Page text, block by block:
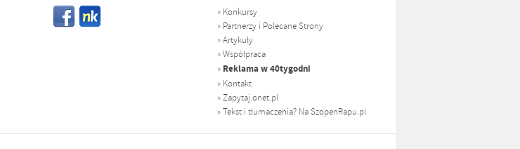
» Konkursy
» Partnerzy i Polecane Strony
»Artykuły
»Współpraca
» Reklama w 40tygodni
» Kontakt
»Zapytaj.onet.pl
»Tekst i tłumaczenia? Na SzopenRapu.pl